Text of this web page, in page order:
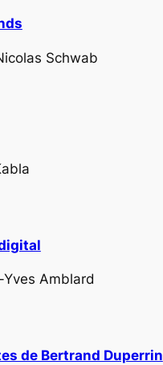
Schwab
Amblard
de Bertrand Duperrin